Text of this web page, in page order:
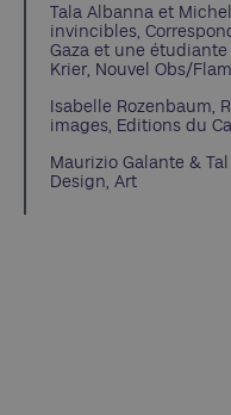
Tala Albanna et
invincibles,
Gaza et une
Krier, Nouvel Obs/
Isabelle Rozenbaum,
images, Editions du
Maurizio Galante &
Design, Art